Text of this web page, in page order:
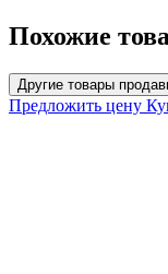
Похожие
Другие товары
Предложить цену